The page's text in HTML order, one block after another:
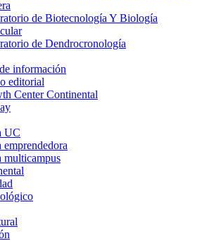
de Biotecnología Y Biología
de Dendrocronología
información
editorial
Center Continental
UC
multicampus